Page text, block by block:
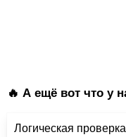
🔥 А ещё вот что у
Логическая